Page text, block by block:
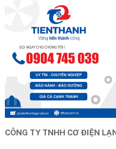
CÔNG TY TNHH CƠ ĐIỆN